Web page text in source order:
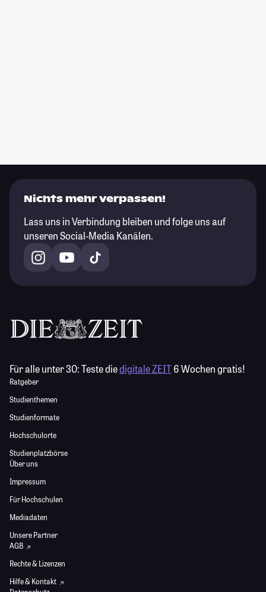
Nichts mehr verpassen!
Lass uns in Verbindung bleiben und folge uns auf
unseren Social-Media Kanälen.
Für alle unter 30:Teste diedigitale ZEIT6 Wochen gratis!
Ratgeber
Studienthemen
Studienformate
Hochschulorte
Studienplatzbörse
Über uns
Impressum
Für Hochschulen
Mediadaten
Unsere Partner
AGB
Rechte & Lizenzen
Hilfe & Kontakt